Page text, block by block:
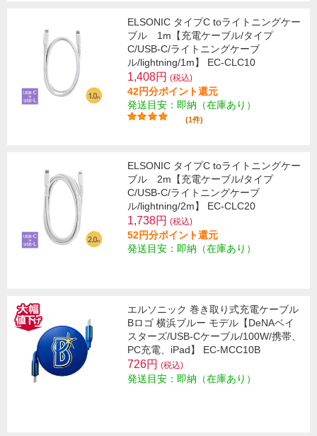
ELSONIC タイプC toライトニングケー
ブル 1m【充電ケーブル/タイプ
C/USB-C/ライトニングケーブ
ル/lightning/1m】 EC-CLC10
1,408円 (税込)
42円分ポイント還元
発送目安：即納（在庫あり）
(1件)
ELSONIC タイプC toライトニングケー
ブル 2m【充電ケーブル/タイプ
C/USB-C/ライトニングケーブ
ル/lightning/2m】 EC-CLC20
1,738円 (税込)
52円分ポイント還元
発送目安：即納（在庫あり）
エルソニック 巻き取り式充電ケーブル
Bロゴ 横浜ブルー モデル【DeNAベイ
スターズ/USB-Cケーブル/100W/携帯、
PC充電、iPad】 EC-MCC10B
726円 (税込)
発送目安：即納（在庫あり）